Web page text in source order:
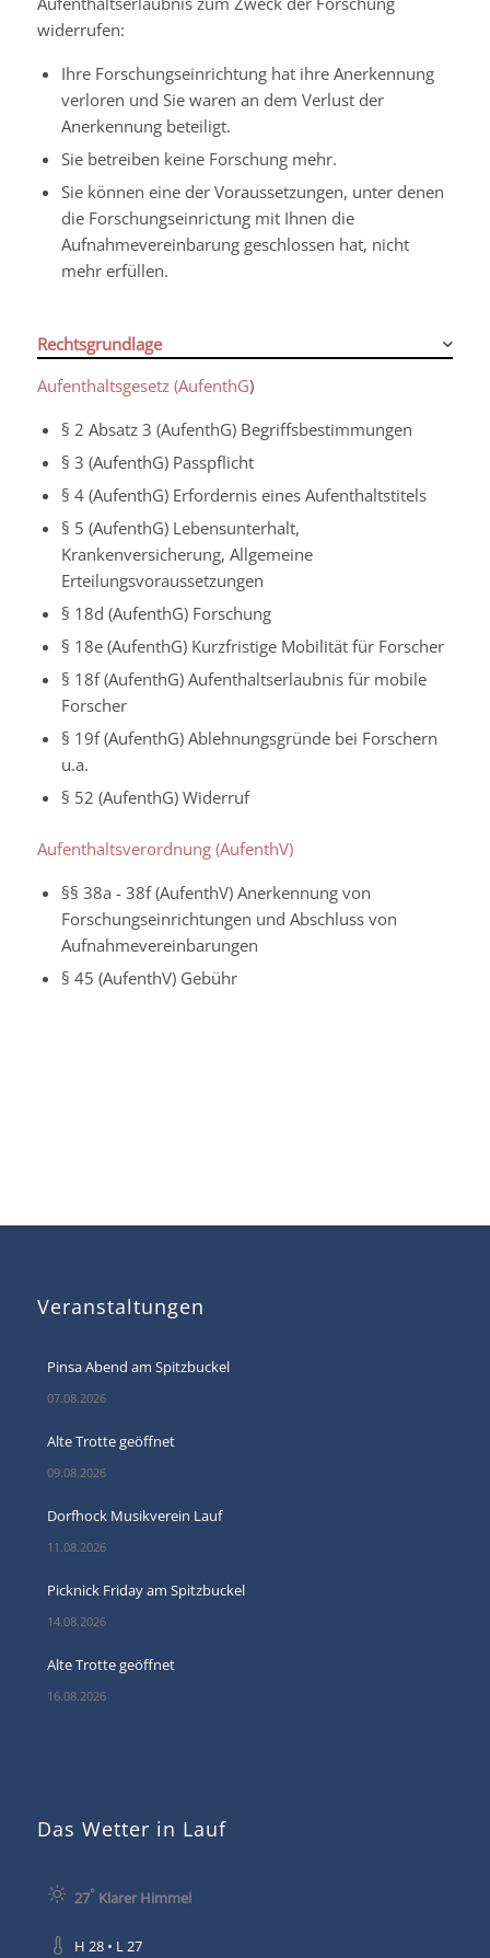
widerrufen:
Ihre Forschungseinrichtung hat ihre Anerkennung
verloren und Sie waren an dem Verlust der
Anerkennung beteiligt.
Sie betreiben keine Forschung mehr.
Sie können eine der Voraussetzungen, unter denen
die Forschungseinrictung mit Ihnen die
Aufnahmevereinbarung geschlossen hat, nicht
mehr erfüllen.
Rechtsgrundlage
Aufenthaltsgesetz (AufenthG)
§ 2 Absatz 3 (AufenthG) Begriffsbestimmungen
§ 3 (AufenthG) Passpflicht
§ 4 (AufenthG) Erfordernis eines Aufenthaltstitels
§ 5 (AufenthG) Lebensunterhalt,
Krankenversicherung, Allgemeine
Erteilungsvoraussetzungen
§ 18d (AufenthG) Forschung
§ 18e (AufenthG) Kurzfristige Mobilität für Forscher
§ 18f (AufenthG) Aufenthaltserlaubnis für mobile
Forscher
§ 19f (AufenthG) Ablehnungsgründe bei Forschern
u.a.
§ 52 (AufenthG) Widerruf
Aufenthaltsverordnung (AufenthV)
§§ 38a - 38f (AufenthV) Anerkennung von
Forschungseinrichtungen und Abschluss von
Aufnahmevereinbarungen
§ 45 (AufenthV) Gebühr
Veranstaltungen
Pinsa Abend am Spitzbuckel
07.08.2026
Alte Trotte geöffnet
09.08.2026
Dorfhock Musikverein Lauf
11.08.2026
Picknick Friday am Spitzbuckel
14.08.2026
Alte Trotte geöffnet
16.08.2026
Das Wetter in Lauf
27° Klarer Himmel
H 28 • L 27